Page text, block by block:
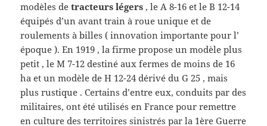
modèles detracteurs légers , le A 8-16 et le B 12-14
équipés d’un avant train à roue unique et de
roulements à billes ( innovation importante pour l’
époque ). En 1919 , la firme propose un modèle plus
petit , le M 7-12 destiné aux fermes de moins de 16
ha et un modèle de H 12-24 dérivé du G 25 , mais
plus rustique . Certains d’entre eux, conduits par des
militaires, ont été utilisés en France pour remettre
en culture des territoires sinistrés par la 1ère Guerre